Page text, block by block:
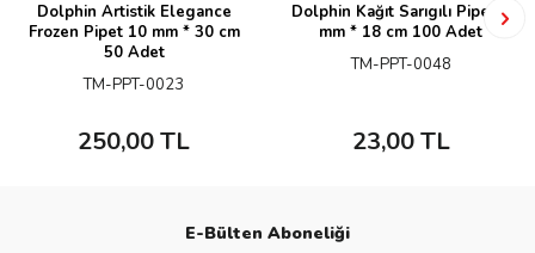
Dolphin Artistik Elegance
Frozen Pipet 10 mm * 30 cm
50 Adet
TM-PPT-0023
250,00TL
Dolphin Kağıt Sarıgılı Pipet 6
mm * 18 cm 100 Adet
TM-PPT-0048
23,00TL
E-Bülten Aboneliği